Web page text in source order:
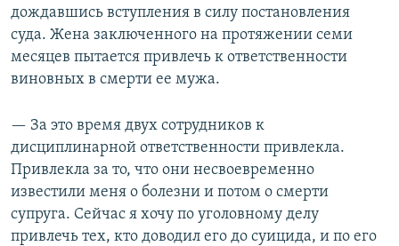
дождавшись вступления в силу постановления
суда. Жена заключенного на протяжении семи
месяцев пытается привлечь к ответственности
виновных в смерти ее мужа.
— За это время двух сотрудников к
дисциплинарной ответственности привлекла.
Привлекла за то, что они несвоевременно
известили меня о болезни и потом о смерти
супруга. Сейчас я хочу по уголовному делу
привлечь тех, кто доводил его до суицида, и по его